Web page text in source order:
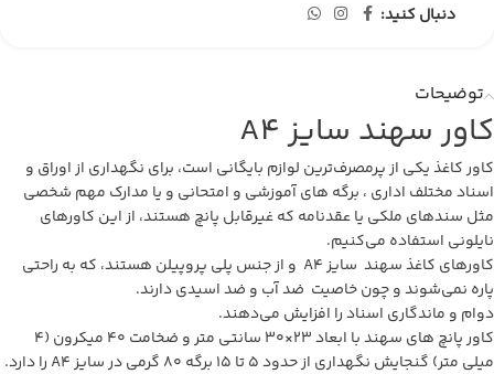
دنبال کنید:
توضیحات
کاور سهند سایز A4
کاور کاغذ یکی از پرمصرف‌ترین لوازم بایگانی است، برای نگهداری از اوراق و
اسناد مختلف اداری ، برگه های آموزشی و امتحانی و یا مدارک مهم شخصی
مثل سندهای ملکی یا عقدنامه که غیرقابل پانچ هستند، از این کاورهای
نایلونی استفاده می‌کنیم.
کاورهای کاغذ سهند سایز A4 و از جنس پلی پروپیلن هستند، که به راحتی
پاره نمی‌شوند و چون خاصیت ضد آب و ضد اسیدی دارند.
دوام و ماندگاری اسناد را افزایش می‌دهند.
کاور پانچ های سهند با ابعاد 23×30 سانتی متر و ضخامت 40 میکرون (4
میلی متر) گنجایش نگهداری از حدود 5 تا 15 برگه 80 گرمی در سایز A4 را دارد.